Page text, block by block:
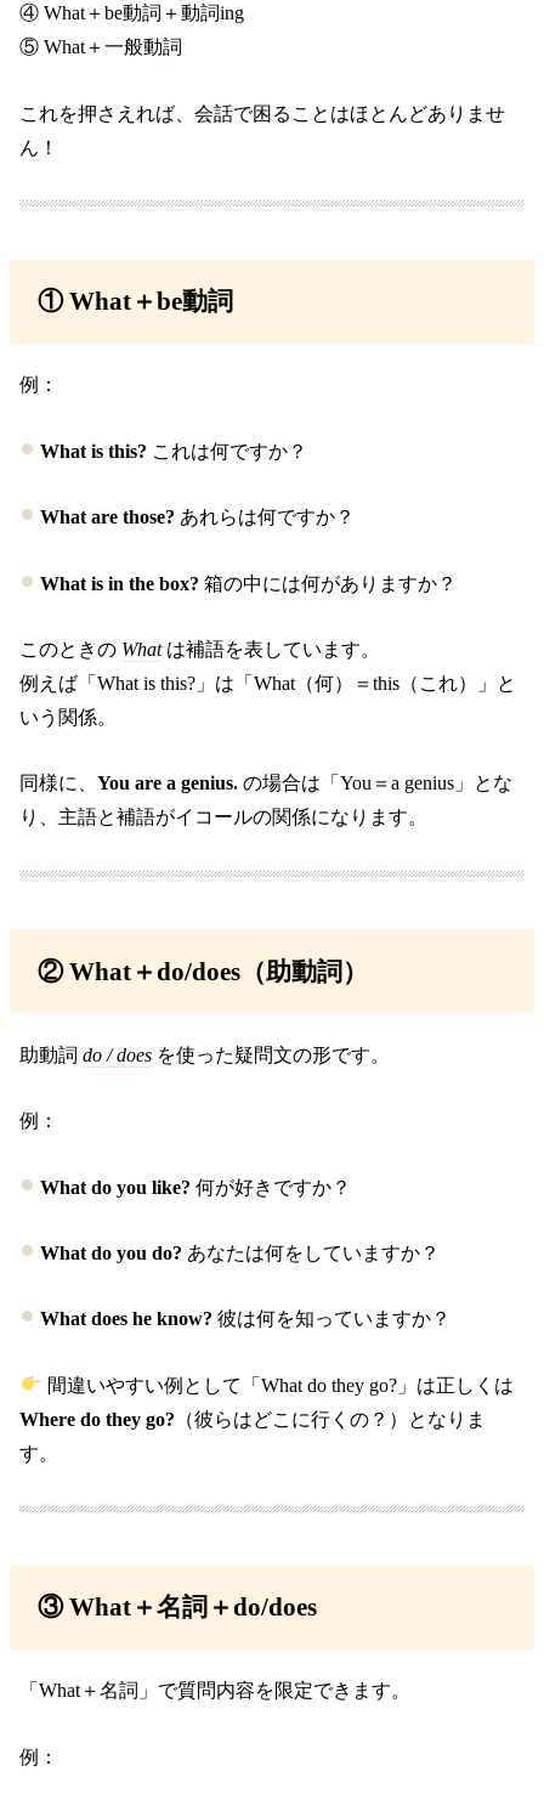
④ What＋be動詞＋動詞ing
⑤ What＋一般動詞
これを押さえれば、会話で困ることはほとんどありませ
ん！
① What＋be動詞
例：
What is this? これは何ですか？
What are those? あれらは何ですか？
What is in the box? 箱の中には何がありますか？
このときの Whatは補語を表しています。
例えば「What is this?」は「What（何）＝this（これ）」と
いう関係。
同様に、You are a genius. の場合は「You＝a genius」とな
り、主語と補語がイコールの関係になります。
② What＋do/does（助動詞）
助動詞do / does を使った疑問文の形です。
例：
What do you like? 何が好きですか？
What do you do? あなたは何をしていますか？
What does he know? 彼は何を知っていますか？
間違いやすい例として「What do they go?」は正しくは
Where do they go? （彼らはどこに行くの？）となりま
す。
③ What＋名詞＋do/does
「What＋名詞」で質問内容を限定できます。
例：